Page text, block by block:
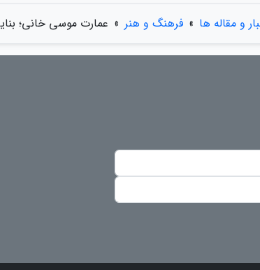
و مقاله ها » فرهنگ و هنر » عمارت موسی خانی؛